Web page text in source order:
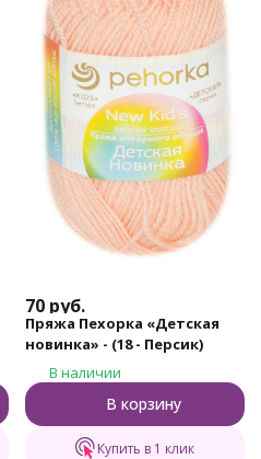
70 руб.
Пряжа Пехорка «Детская
новинка» - (18 - Персик)
В наличии
В корзину
Купить в 1 клик